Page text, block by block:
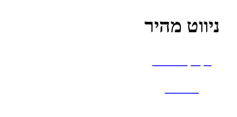
ניווט מהיר